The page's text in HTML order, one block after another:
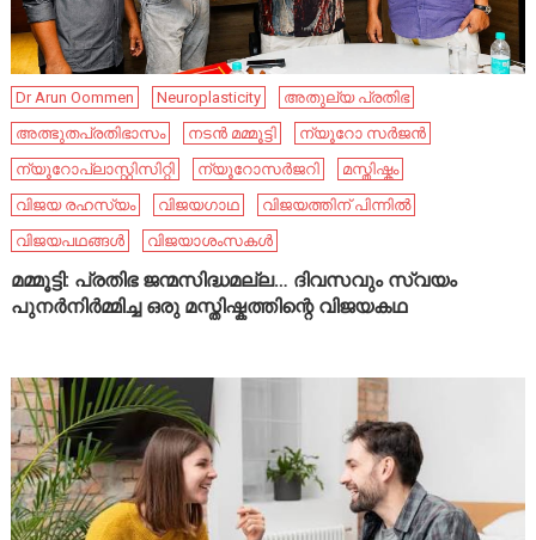
Dr Arun Oommen Neuroplasticity
അതുല്യ പ്രതിഭ
അത്ഭുതപ്രതിഭാസം
നടൻ മമ്മൂട്ടി
ന്യൂറോ സർജൻ
ന്യൂറോപ്ലാസ്റ്റിസിറ്റി
ന്യൂറോസർജറി
മസ്തിഷ്കം
വിജയ രഹസ്യം
വിജയഗാഥ
വിജയത്തിന് പിന്നിൽ
വിജയപഥങ്ങൾ
വിജയാശംസകൾ
മമ്മൂട്ടി: പ്രതിഭ ജന്മസിദ്ധമല്ല… ദിവസവും സ്വയം
പുനർനിർമ്മിച്ച ഒരു മസ്തിഷ്കത്തിന്റെ വിജയകഥ